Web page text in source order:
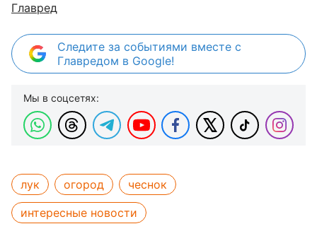
Главред
Следите за событиями вместе с
Главредом в Google!
Мы в соцсетях:
лук огород
чеснок
интересные новости